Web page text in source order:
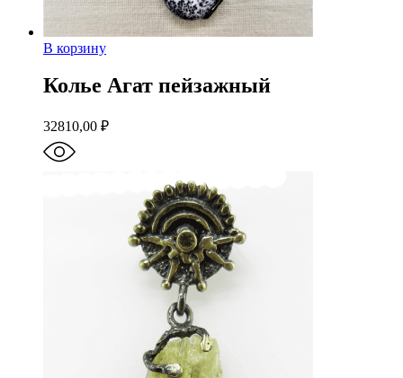
В корзину
Колье Агат пейзажный
32810,00 ₽